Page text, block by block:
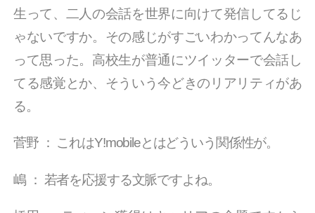
生って、二人の会話を世界に向けて発信してるじ
ゃないですか。その感じがすごいわかってんなあ
って思った。高校生が普通にツイッターで会話し
てる感覚とか、そういう今どきのリアリティがあ
る。
菅野： これはY!mobileとはどういう関係性が。
嶋： 若者を応援する文脈ですよね。